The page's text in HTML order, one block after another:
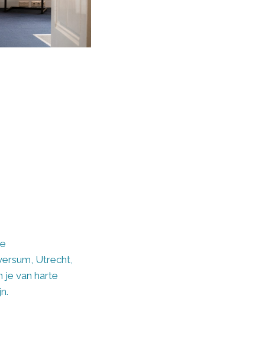
Utrecht,
je van harte